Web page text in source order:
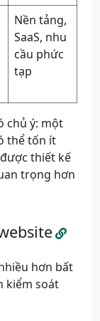
Nền tảng,
SaaS, nhu
cầu phức
tạp
chủ ý: một
thể tốn ít
thiết kế
trọng hơn
hơn bất
kiểm soát